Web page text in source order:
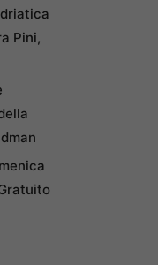
Pini,